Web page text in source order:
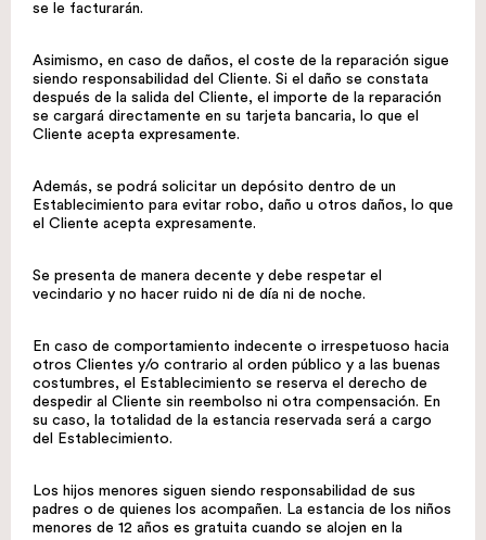
se le facturarán.
Asimismo, en caso de daños, el coste de la reparación sigue
siendo responsabilidad del Cliente. Si el daño se constata
después de la salida del Cliente, el importe de la reparación
se cargará directamente en su tarjeta bancaria, lo que el
Cliente acepta expresamente.
Además, se podrá solicitar un depósito dentro de un
Establecimiento para evitar robo, daño u otros daños, lo que
el Cliente acepta expresamente.
Se presenta de manera decente y debe respetar el
vecindario y no hacer ruido ni de día ni de noche.
En caso de comportamiento indecente o irrespetuoso hacia
otros Clientes y/o contrario al orden público y a las buenas
costumbres, el Establecimiento se reserva el derecho de
despedir al Cliente sin reembolso ni otra compensación. En
su caso, la totalidad de la estancia reservada será a cargo
del Establecimiento.
Los hijos menores siguen siendo responsabilidad de sus
padres o de quienes los acompañen. La estancia de los niños
menores de 12 años es gratuita cuando se alojen en la